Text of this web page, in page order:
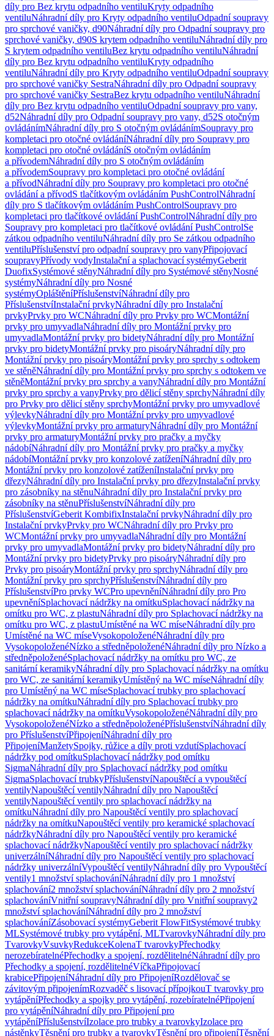
díly pro Bez krytu odpadního ventiluKryty odpadního
ventiluNáhradní díly pro Kryty odpadního ventiluOdpadní soupravy
pro sprchové vaničky, d90Náhradní díly pro Odpadní soupravy pro
sprchové vaničky, d90S krytem odpadního ventiluNáhradní díly pro
S krytem odpadního ventiluBez krytu odpadního ventiluNáhradní
díly pro Bez krytu odpadního ventiluKryty odpadního
ventiluNáhradní díly pro Kryty odpadního ventiluOdpadní soupravy
pro sprchové vaničky SestraNáhradní díly pro Odpadní soupravy
pro sprchové vaničky SestraBez krytu odpadního ventiluNáhradní
díly pro Bez krytu odpadního ventiluOdpadní soupravy pro vany,
d52Náhradní díly pro Odpadní soupravy pro vany, d52S otočným
ovládánímNáhradní díly pro S otočným ovládánímSoupravy pro
kompletaci pro otočné ovládáníNáhradní díly pro Soupravy pro
kompletaci pro otočné ovládáníS otočným ovládáním
a přívodemNáhradní díly pro S otočným ovládáním
a přívodemSoupravy pro kompletaci pro otočné ovládání
a přívodNáhradní díly pro Soupravy pro kompletaci pro otočné
ovládání a přívodS tlačítkovým ovládáním PushControlNáhradní
díly pro S tlačítkovým ovládáním PushControlSoupravy pro
kompletaci pro tlačítkové ovládání PushControlNáhradní díly pro
Soupravy pro kompletaci pro tlačítkové ovládání PushControlSe
zátkou odpadního ventiluNáhradní díly pro Se zátkou odpadního
ventiluPříslušenství pro odpadní soupravy pro vanyPřipojovací
soupravyPřívody vodyInstalační a splachovací systémyGeberit
DuofixSystémové stěnyNáhradní díly pro Systémové stěnyNosné
systémyNáhradní díly pro Nosné
systémyOpláštěníPříslušenstvíNáhradní díly pro
PříslušenstvíInstalační prvkyNáhradní díly pro Instalační
prvkyPrvky pro WCNáhradní díly pro Prvky pro WCMontážní
prvky pro umyvadlaNáhradní díly pro Montážní prvky pro
umyvadlaMontážní prvky pro bidetyNáhradní díly pro Montážní
prvky pro bidetyMontážní prvky pro pisoáryNáhradní díly pro
Montážní prvky pro pisoáryMontážní prvky pro sprchy s odtokem
ve stěněNáhradní díly pro Montážní prvky pro sprchy s odtokem ve
stěněMontážní prvky pro sprchy a vanyNáhradní díly pro Montážní
prvky pro sprchy a vanyPrvky pro dělicí stěny sprchyNáhradní díly
pro Prvky pro dělicí stěny sprchyMontážní prvky pro umyvadlové
výlevkyNáhradní díly pro Montážní prvky pro umyvadlové
výlevkyMontážní prvky pro armaturyNáhradní díly pro Montážní
prvky pro armaturyMontážní prvky pro pračky a myčky
nádobíNáhradní díly pro Montážní prvky pro pračky a myčky
nádobíMontážní prvky pro konzolové zatíženíNáhradní díly pro
Montážní prvky pro konzolové zatíženíInstalační prvky pro
dřezyNáhradní díly pro Instalační prvky pro dřezyInstalační prvky
pro zásobníky na stěnuNáhradní díly pro Instalační prvky pro
zásobníky na stěnuPříslušenstvíNáhradní díly pro
PříslušenstvíGeberit KombifixInstalační prvkyNáhradní díly pro
Instalační prvkyPrvky pro WCNáhradní díly pro Prvky pro
WCMontážní prvky pro umyvadlaNáhradní díly pro Montážní
prvky pro umyvadlaMontážní prvky pro bidetyNáhradní díly pro
Montážní prvky pro bidetyPrvky pro pisoáryNáhradní díly pro
Prvky pro pisoáryMontážní prvky pro sprchyNáhradní díly pro
Montážní prvky pro sprchyPříslušenstvíNáhradní díly pro
PříslušenstvíPro prvky WCPro upevněníNáhradní díly pro Pro
upevněníSplachovací nádržky na omítkuSplachovací nádržky na
omítku pro WC, z plastuNáhradní díly pro Splachovací nádržky na
omítku pro WC, z plastuUmístěné na WC míseNáhradní díly pro
Umístěné na WC míseVysokopoloženéNáhradní díly pro
VysokopoloženéNízko a středněpoloženéNáhradní díly pro Nízko a
středněpoloženéSplachovací nádržky na omítku pro WC, ze
sanitární keramikyNáhradní díly pro Splachovací nádržky na omítku
pro WC, ze sanitární keramikyUmístěný na WC míseNáhradní díly
pro Umístěný na WC míseSplachovací trubky pro splachovací
nádržky na omítkuNáhradní díly pro Splachovací trubky pro
splachovací nádržky na omítkuVysokopoloženéNáhradní díly pro
VysokopoloženéNízko a středněpoloženéPříslušenstvíNáhradní díly
pro PříslušenstvíPřipojeníNáhradní díly pro
PřipojeníManžetySpojky, růžice a díly proti vzdutíSplachovací
nádržky pod omítkuSplachovací nádržky pod omítku
SigmaNáhradní díly pro Splachovací nádržky pod omítku
SigmaSplachovací trubkyPříslušenstvíNapouštěcí a vypouštěcí
ventilyNapouštěcí ventilyNáhradní díly pro Napouštěcí
ventilyNapouštěcí ventily pro splachovací nádržky na
omítkuNáhradní díly pro Napouštěcí ventily pro splachovací
nádržky na omítkuNapouštěcí ventily pro keramické splachovací
nádržkyNáhradní díly pro Napouštěcí ventily pro keramické
splachovací nádržkyNapouštěcí ventily pro splachovací nádržky
univerzálníNáhradní díly pro Napouštěcí ventily pro splachovací
nádržky univerzálníVypouštěcí ventilyNáhradní díly pro Vypouštěcí
ventily1 množství splachováníNáhradní díly pro 1 množství
splachování2 množství splachováníNáhradní díly pro 2 množství
splachováníVnitřní soupravyNáhradní díly pro Vnitřní soupravy2
množství splachováníNáhradní díly pro 2 množství
splachováníZásobovací systémyGeberit FlowFitSystémové trubky
MLSystémové trubky pro vytápění, MLTvarovkyNáhradní díly pro
TvarovkyVsuvkyRedukceKolenaT tvarovkyPřechodky
nerozebíratelnéPřechodky a spojení, rozdělitelnéNáhradní díly pro
Přechodky a spojení, rozdělitelnéVíčkaPřipojovací
krabicePřipojeníNáhradní díly pro PřipojeníRozdělovač se
závitovým připojenímRozvaděč s lisovací přípojkouT tvarovky pro
vytápěníPřechodky a spojky pro vytápění, rozebíratelnéPřipojení
pro vytápěníNáhradní díly pro Připojení pro
vytápěníPříslušenstvíIzolace pro trubky a tvarovkyIzolace pro
nástěnkyTěsnění pro trubky a tvarovkyTěsnění pro připojeníTěsnění